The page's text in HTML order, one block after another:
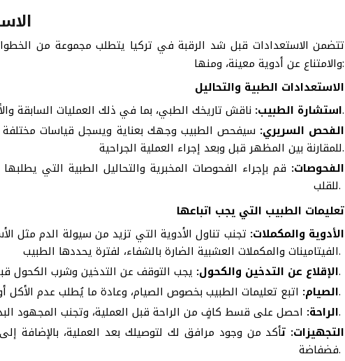
تتضمن الاستعدادات قبل شد الرقبة في تركيا يتطلب مجموعة من
والامتناع عن أدوية معينة، ومنها:
الاستعدادات الطبية والتحاليل
استشارة الطبيب:ناقش تاريخك الطبي، بما في ذلك العمليات السابقة والأمراض المزمنة والحساسية تجاه الأدوية.
الفحص السريري: سيفحص الطبيب وجهك بعناية ويسجل قياسات
للمقارنة بين المظهر قبل وبعد إجراء العملية الجراحية.
الفحوصات: قم بإجراء الفحوصات المخبرية والتحاليل الطبية التي
للقلب.
تعليمات الطبيب التي يجب اتباعها
الأدوية والمكملات: تجنب تناول الأدوية التي تزيد من سيولة الدم مثل
الفيتامينات والمكملات العشبية الضارة بالشفاء، لفترة يحددها الطبيب.
الإقلاع عن التدخين والكحول:يجب التوقف عن التدخين وشرب الكحول قبل الجراحة بفترة كافية لتقليل مخاطر المضاعفات.
الصيام:اتبع تعليمات الطبيب بخصوص الصيام، وعادة ما يُطلب عدم الأكل أو الشرب لمدة 8 ساعات على الأقل قبل العملية.
الراحة:احصل على قسط كافٍ من الراحة قبل العملية، وتجنب المجهود البدني في اليوم السابق لها.
التجهيزات: تأكد من وجود مرافق لك لتوصيلك بعد العملية، بالإضافة
فضفاضة.